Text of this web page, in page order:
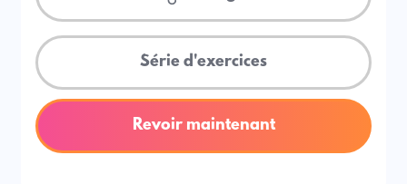
Série d'exercices
Revoir maintenant